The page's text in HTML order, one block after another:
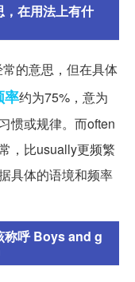
在用法上有什
的意思，但在具体
率约为75%，意为
惯或规律。而often
，比usually更频繁
具体的语境和频率
称呼 Boys and g